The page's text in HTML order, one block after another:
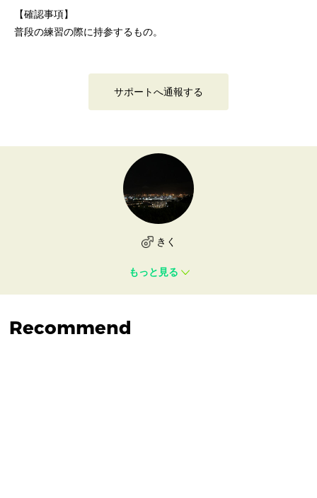
【確認事項】
普段の練習の際に持参するもの。
サポートへ通報する
きく
もっと見る
Recommend